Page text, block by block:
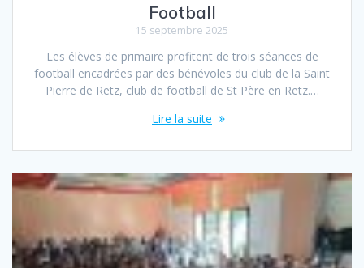
Football
15 septembre 2025
Les élèves de primaire profitent de trois séances de
football encadrées par des bénévoles du club de la Saint
Pierre de Retz, club de football de St Père en Retz.…
Lire la suite